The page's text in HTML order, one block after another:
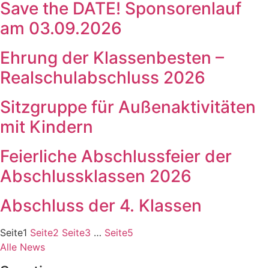
Save the DATE! Sponsorenlauf
am 03.09.2026
Ehrung der Klassenbesten –
Realschulabschluss 2026
Sitzgruppe für Außenaktivitäten
mit Kindern
Feierliche Abschlussfeier der
Abschlussklassen 2026
Abschluss der 4. Klassen
Seite1 Seite2 Seite3 … Seite5
Alle News